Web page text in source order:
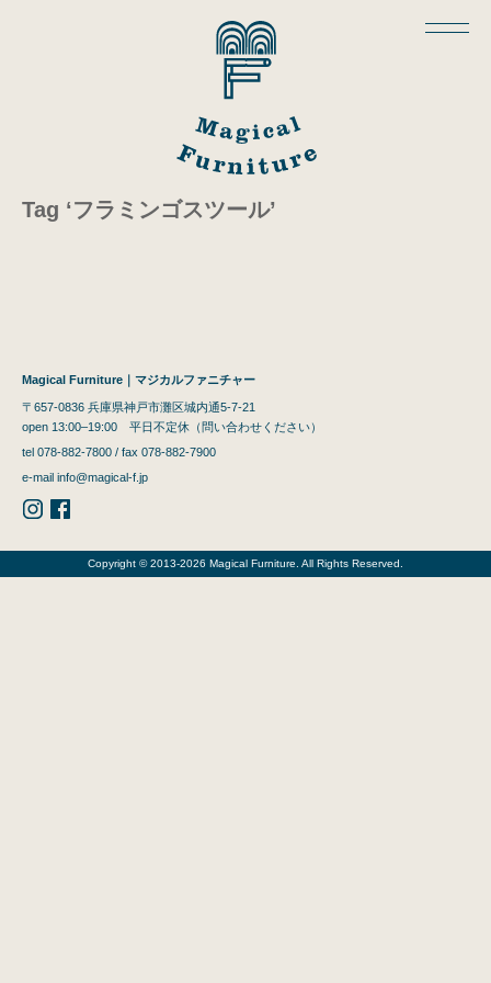
Tag ‘フラミンゴスツール’
Magical Furniture｜マジカルファニチャー
〒657-0836 兵庫県神戸市灘区城内通5-7-21
open 13:00–19:00 平日不定休（問い合わせください）
tel 078-882-7800 / fax 078-882-7900
e-mail info@magical-f.jp
Copyright © 2013-2026 Magical Furniture. All Rights Reserved.